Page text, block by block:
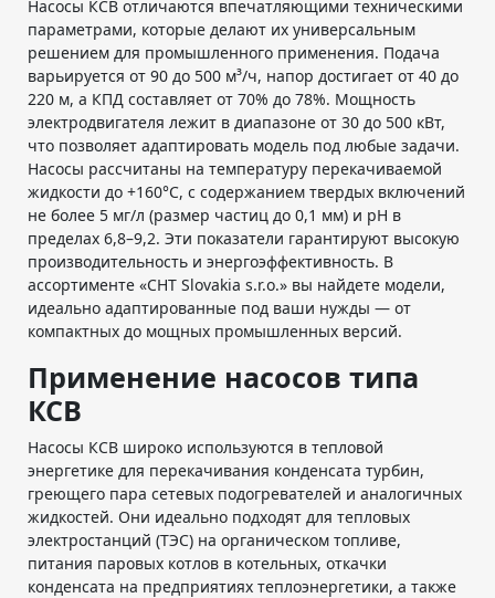
Насосы КСВ отличаются впечатляющими техническими
параметрами, которые делают их универсальным
решением для промышленного применения. Подача
варьируется от 90 до 500 м³/ч, напор достигает от 40 до
220 м, а КПД составляет от 70% до 78%. Мощность
электродвигателя лежит в диапазоне от 30 до 500 кВт,
что позволяет адаптировать модель под любые задачи.
Насосы рассчитаны на температуру перекачиваемой
жидкости до +160°C, с содержанием твердых включений
не более 5 мг/л (размер частиц до 0,1 мм) и pH в
пределах 6,8–9,2. Эти показатели гарантируют высокую
производительность и энергоэффективность. В
ассортименте «СНТ Slovakia s.r.o.» вы найдете модели,
идеально адаптированные под ваши нужды — от
компактных до мощных промышленных версий.
Применение насосов типа
КСВ
Насосы КСВ широко используются в тепловой
энергетике для перекачивания конденсата турбин,
греющего пара сетевых подогревателей и аналогичных
жидкостей. Они идеально подходят для тепловых
электростанций (ТЭС) на органическом топливе,
питания паровых котлов в котельных, откачки
конденсата на предприятиях теплоэнергетики, а также